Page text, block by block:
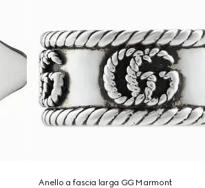
Anello a fascia larga GG Marmont